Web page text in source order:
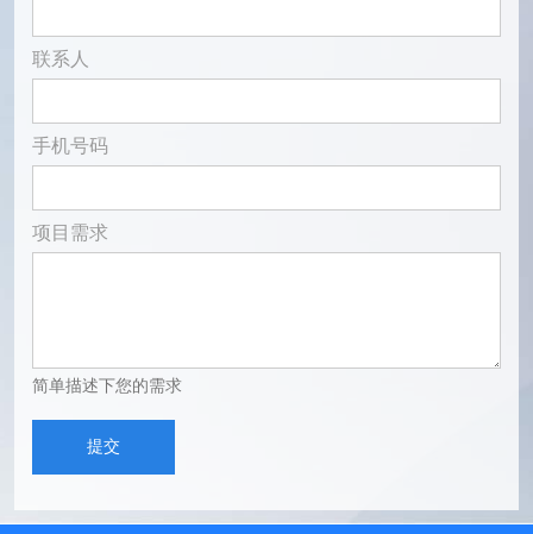
联系人
手机号码
项目需求
简单描述下您的需求
提交